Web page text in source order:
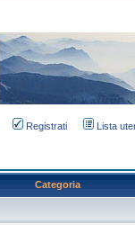
Registrati Lista
Categoria